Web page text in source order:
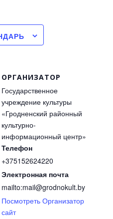
ОРГАНИЗАТОР
Государственное
учреждение культуры
«Гродненский районный
культурно-
информационный центр»
Телефон
+375152624220
Электронная почта
mailto:mail@grodnokult.by
Посмотреть Организатор
сайт